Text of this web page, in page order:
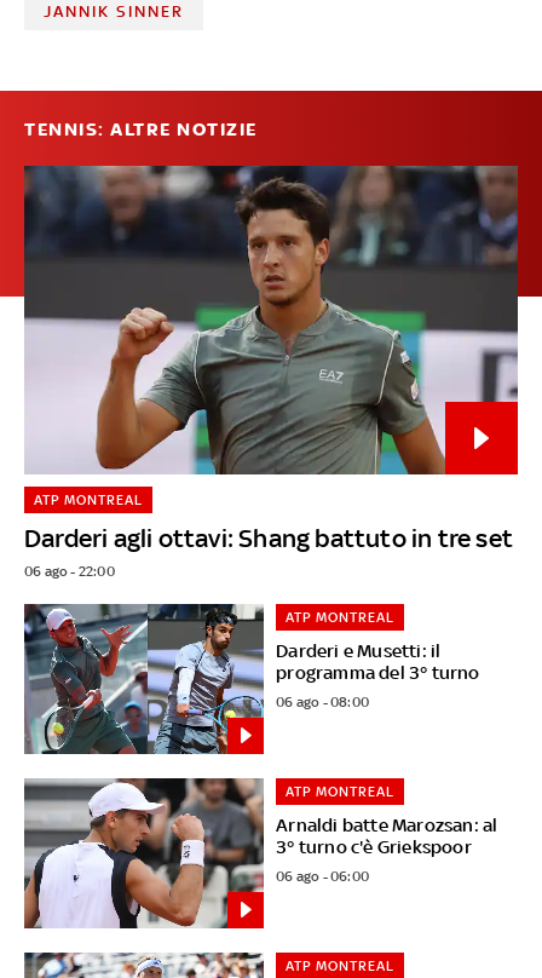
JANNIK SINNER
TENNIS: ALTRE NOTIZIE
Darderi agli ottavi: Shang battuto in tre set
ATP MONTREAL
06 ago - 22:00
Darderi e Musetti: il
programma del 3° turno
ATP MONTREAL
06 ago - 08:00
Arnaldi batte Marozsan: al
3° turno c'è Griekspoor
ATP MONTREAL
06 ago - 06:00
ATP MONTREAL